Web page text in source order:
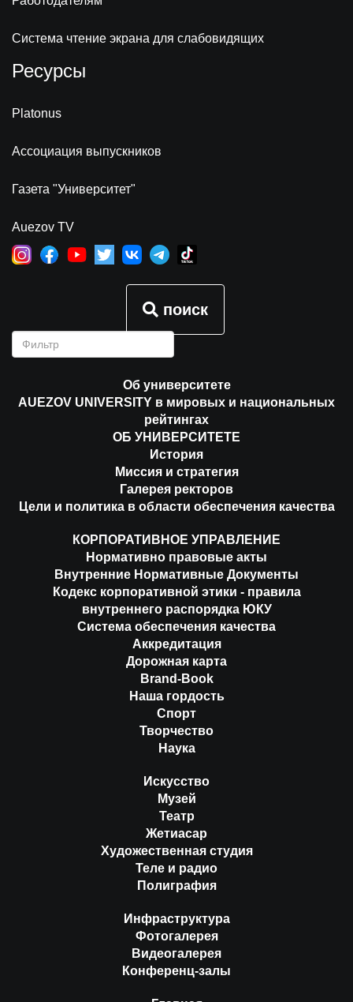
Система чтение экрана для слабовидящих
Ресурсы
Platonus
Ассоциация выпускников
Газета "Университет"
Auezov TV
поиск
Об университете
AUEZOV UNIVERSITY в мировых и национальных
рейтингах
ОБ УНИВЕРСИТЕТЕ
История
Миссия и стратегия
Галерея ректоров
Цели и политика в области обеспечения качества
КОРПОРАТИВНОЕ УПРАВЛЕНИЕ
Нормативно правовые акты
Внутренние Нормативные Документы
Кодекс корпоративной этики - правила
внутреннего распорядка ЮКУ
Система обеспечения качества
Аккредитация
Дорожная карта
Brand-Book
Наша гордость
Спорт
Творчество
Наука
Искусство
Музей
Театр
Жетиасар
Художественная студия
Теле и радио
Полиграфия
Инфраструктура
Фотогалерея
Видеогалерея
Конференц-залы